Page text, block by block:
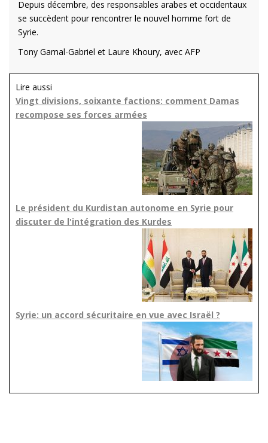
Depuis décembre, des responsables arabes et occidentaux
se succèdent pour rencontrer le nouvel homme fort de
Syrie.
Tony Gamal-Gabriel et Laure Khoury, avec AFP
Lire aussi
Vingt divisions, soixante factions: comment Damas
recompose ses forces armées
Le président du Kurdistan autonome en Syrie pour
discuter de l'intégration des Kurdes
Syrie: un accord sécuritaire en vue avec Israël ?